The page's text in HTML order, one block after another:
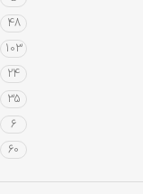
48
103
24
35
6
60